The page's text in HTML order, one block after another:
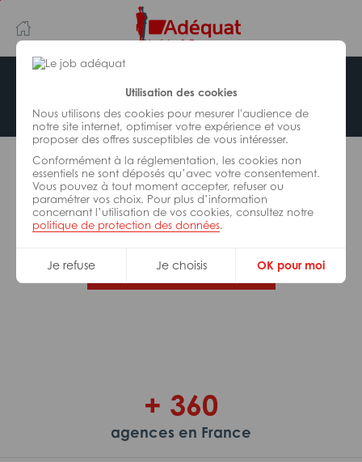
Utilisation des cookies
Nous utilisons des cookies pour mesurer l'audience de
notre site internet, optimiser votre expérience et vous
proposer des offres susceptibles de vous intéresser.
Conformément à la réglementation, les cookies non
essentiels ne sont déposés qu’avec votre consentement.
Vous pouvez à tout moment accepter, refuser ou
paramétrer vos choix. Pour plus d’information
concernant l’utilisation de vos cookies, consultez notre
politique de protection des données.
Je refuse Je choisis OK pour moi
au
contenu
principal
navigation
Offre indisponible
L’offre d’emploi que vous tentez de consulter n’est
plus disponible.
De nombreuses autres missions peuvent vous
correspondre, consultez toutes nos offres.
Trouvez votre job Adéquat !
+ 360
agences en France